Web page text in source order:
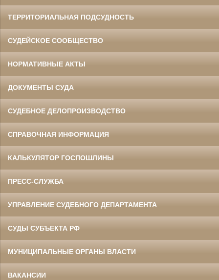
ТЕРРИТОРИАЛЬНАЯ ПОДСУДНОСТЬ
СУДЕЙСКОЕ СООБЩЕСТВО
НОРМАТИВНЫЕ АКТЫ
ДОКУМЕНТЫ СУДА
СУДЕБНОЕ ДЕЛОПРОИЗВОДСТВО
СПРАВОЧНАЯ ИНФОРМАЦИЯ
КАЛЬКУЛЯТОР ГОСПОШЛИНЫ
ПРЕСС-СЛУЖБА
УПРАВЛЕНИЕ СУДЕБНОГО ДЕПАРТАМЕНТА
СУДЫ СУБЪЕКТА РФ
МУНИЦИПАЛЬНЫЕ ОРГАНЫ ВЛАСТИ
ВАКАНСИИ